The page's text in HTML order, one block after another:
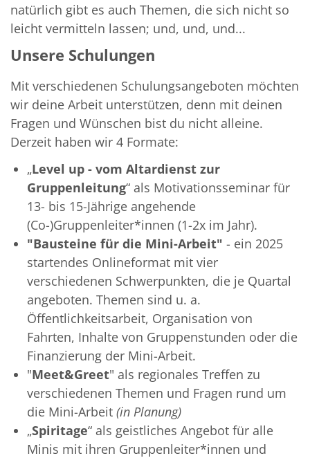
natürlich gibt es auch Themen, die sich nicht so
leicht vermitteln lassen; und, und, und...
Unsere Schulungen
Mit verschiedenen Schulungsangeboten möchten
wir deine Arbeit unterstützen, denn mit deinen
Fragen und Wünschen bist du nicht alleine.
Derzeit haben wir 4 Formate:
„Level up - vom Altardienst zur
Gruppenleitung“ als Motivationsseminar für
13- bis 15-Jährige angehende
(Co-)Gruppenleiter*innen (1-2x im Jahr).
"Bausteine für die Mini-Arbeit" - ein 2025
startendes Onlineformat mit vier
verschiedenen Schwerpunkten, die je Quartal
angeboten. Themen sind u. a.
Öffentlichkeitsarbeit, Organisation von
Fahrten, Inhalte von Gruppenstunden oder die
Finanzierung der Mini-Arbeit.
"Meet&Greet" als regionales Treffen zu
verschiedenen Themen und Fragen rund um
die Mini-Arbeit (in Planung)
„Spiritage“ als geistliches Angebot für alle
Minis mit ihren Gruppenleiter*innen und